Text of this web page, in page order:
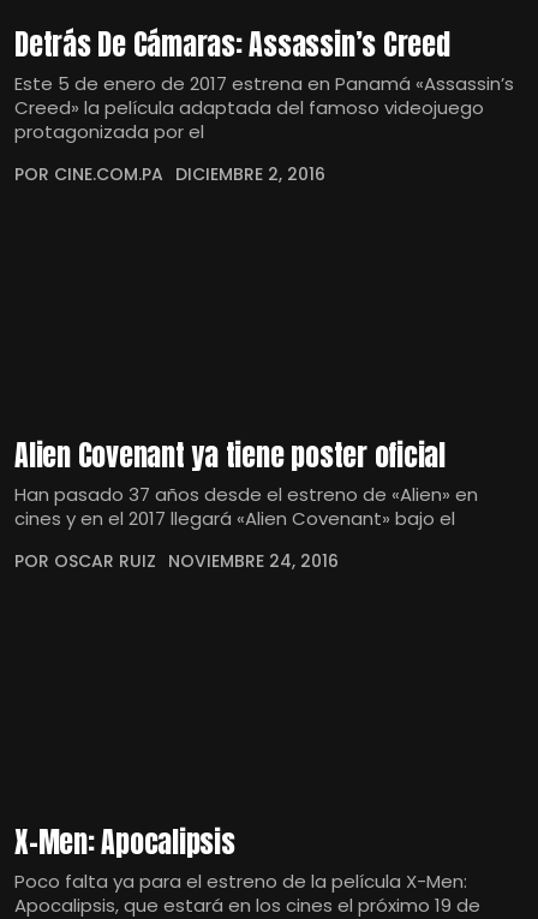
Detrás De Cámaras: Assassin’s Creed
Este 5 de enero de 2017 estrena en Panamá «Assassin’s
Creed» la película adaptada del famoso videojuego
protagonizada por el
POR CINE.COM.PA DICIEMBRE 2, 2016
Alien Covenant ya tiene poster oficial
Han pasado 37 años desde el estreno de «Alien» en
cines y en el 2017 llegará «Alien Covenant» bajo el
POR OSCAR RUIZ NOVIEMBRE 24, 2016
X-Men: Apocalipsis
Poco falta ya para el estreno de la película X-Men:
Apocalipsis, que estará en los cines el próximo 19 de